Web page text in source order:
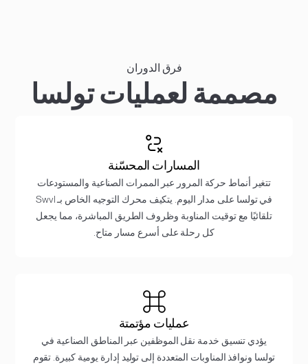
فرق الدوران
مصممة لعمليات تولسا
المسارات المحسّنة
تتغير أنماط حركة المرور عبر الممرات الصناعية والمستودعات
في تولسا على مدار اليوم. يتكيف محرك التوجيه الخاص بـ Swvl
تلقائيًا مع توقيت المناوبة وظروف الطريق المباشرة، مما يجعل
كل رحلة على أسرع مسار متاح.
عمليات مؤتمتة
يؤدي تنسيق خدمة نقل الموظفين عبر المناطق الصناعية في
تولسا ونوافذ المناوبات المتعددة إلى توليد إدارة يومية كبيرة. تقوم